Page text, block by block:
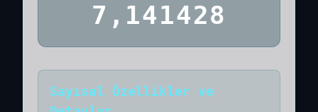
7,141428
Sayısal Özellikler ve